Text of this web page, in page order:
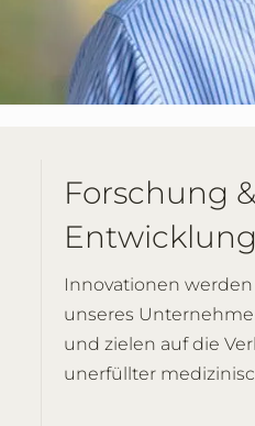
Forschung &
Entwicklung
Innovationen
unseres
und zielen auf die
unerfüllter